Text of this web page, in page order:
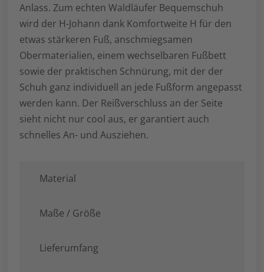
Anlass. Zum echten Waldläufer Bequemschuh
wird der H-Johann dank Komfortweite H für den
etwas stärkeren Fuß, anschmiegsamen
Obermaterialien, einem wechselbaren Fußbett
sowie der praktischen Schnürung, mit der der
Schuh ganz individuell an jede Fußform angepasst
werden kann. Der Reißverschluss an der Seite
sieht nicht nur cool aus, er garantiert auch
schnelles An- und Ausziehen.
Material
Maße / Größe
Lieferumfang